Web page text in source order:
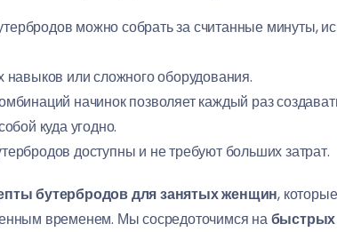
можно собрать за считанные минуты,
или сложного оборудования.
начинок позволяет каждый раз
куда угодно.
доступны и не требуют больших затрат.
бутербродов для занятых женщин,
временем. Мы сосредоточимся набыстрых